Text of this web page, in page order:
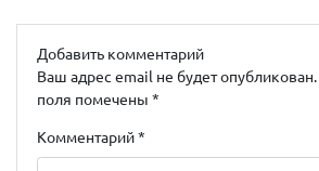
Добавить комментарий
Ваш адрес email не будет опубликован.
поля помечены *
Комментарий*